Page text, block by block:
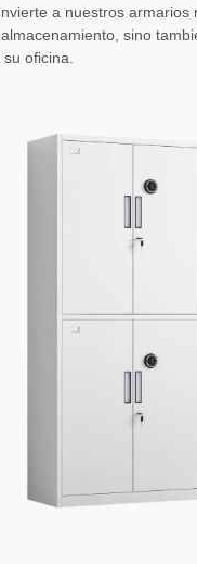
a nuestros armarios
sino
oficina.